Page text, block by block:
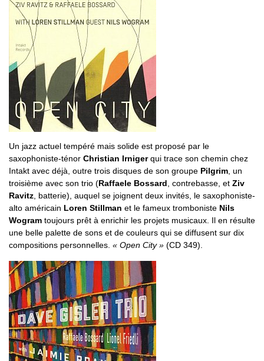
Un jazz actuel tempéré mais solide est proposé par le
saxophoniste-ténor Christian Irnigerqui trace son chemin chez
Intakt avec déjà, outre trois disques de son groupe Pilgrim , un
troisième avec son trio (Raffaele Bossard , contrebasse, et Ziv
Ravitz , batterie), auquel se joignent deux invités, le saxophoniste-
alto américain Loren Stillman et le fameux tromboniste Nils
Wogram toujours prêt à enrichir les projets musicaux. Il en résulte
une belle palette de sons et de couleurs qui se diffusent sur dix
compositions personnelles. « Open City » (CD 349).